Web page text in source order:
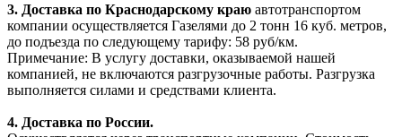
3. Доставка по Краснодарскому краю автотранспортом
компании осуществляется Газелями до 2 тонн 16 куб. метров,
до подъезда по следующему тарифу: 58 руб/км.
Примечание: В услугу доставки, оказываемой нашей
компанией, не включаются разгрузочные работы. Разгрузка
выполняется силами и средствами клиента.
4. Доставка по России.